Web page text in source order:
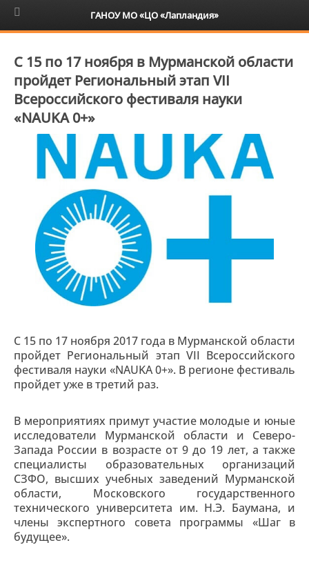
6+
С 15 по 17 ноября в Мурманской области
пройдет Региональный этап VII
Всероссийского фестиваля науки
«NAUKA 0+»
С 15 по 17 ноября 2017 года в Мурманской области
пройдет Региональный этап VII Всероссийского
фестиваля науки «NAUKA 0+». В регионе фестиваль
пройдет уже в третий раз.
В мероприятиях примут участие молодые и юные
исследователи Мурманской области и Северо-
Запада России в возрасте от 9 до 19 лет, а также
специалисты образовательных организаций
СЗФО, высших учебных заведений Мурманской
области, Московского государственного
технического университета им. Н.Э. Баумана, и
члены экспертного совета программы «Шаг в
будущее».
ГАНОУ МО «ЦО «Лапландия»